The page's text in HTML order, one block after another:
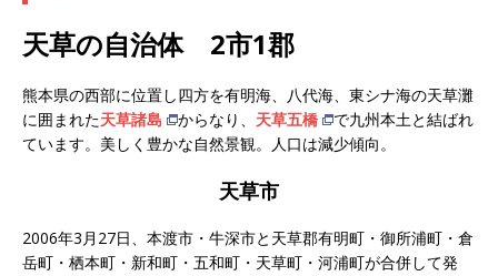
天草の自治体 2市1郡
熊本県の西部に位置し四方を有明海、八代海、東シナ海の天草灘
に囲まれた天草諸島 からなり、 天草五橋
で九州本土と結ばれ
ています。美しく豊かな自然景観。人口は減少傾向。
天草市
2006年3月27日、本渡市・牛深市と天草郡有明町・御所浦町・倉
岳町・栖本町・新和町・五和町・天草町・河浦町が合併して発